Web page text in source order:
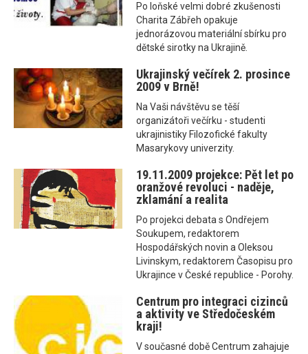
Po loňské velmi dobré zkušenosti
Charita Zábřeh opakuje
jednorázovou materiální sbírku pro
dětské sirotky na Ukrajině.
Ukrajinský večírek 2. prosince
2009 v Brně!
Na Vaši návštěvu se těší
organizátoři večírku - studenti
ukrajinistiky Filozofické fakulty
Masarykovy univerzity.
19.11.2009 projekce: Pět let po
oranžové revoluci - naděje,
zklamání a realita
Po projekci debata s Ondřejem
Soukupem, redaktorem
Hospodářských novin a Oleksou
Livinskym, redaktorem Časopisu pro
Ukrajince v České republice - Porohy.
Centrum pro integraci cizinců
a aktivity ve Středočeském
kraji!
V současné době Centrum zahajuje